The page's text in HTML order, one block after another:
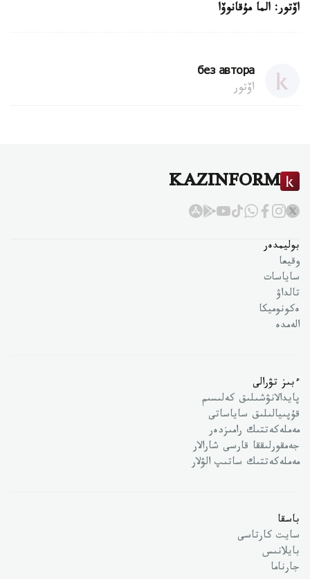
اۆتور: الما مۇقانوۆا
без автора
اۆتور
KAZINFORM
بوليمدەر
وقيعا
ساياسات
تالداۋ
ەكونوميكا
الەمدە
ءبىز تۋرالى
پايدالانۋشىلىق كەلىسىم
قۇپىيالىلىق ساياساتى
مەملەكەتتىك رامىزدەر
جەمقورلىققا قارسى شارالار
مەملەكەتتىك ساتىپ الۋلار
باسقا
سايت كارتاسى
بايلانىس
جارناما